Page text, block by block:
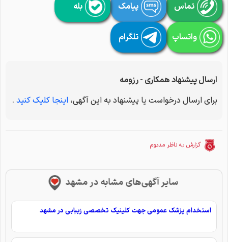
تماس پیامک بله
واتساپ تلگرام
ارسال پیشنهاد همکاری - رزومه
برای ارسال درخواست یا پیشنهاد به این آگهی، اینجا کلیک کنید .
گزارش به ناظر مدبوم
سایر آگهی‌های مشابه در مشهد
استخدام پزشک عمومی جهت کلینیک تخصصی زیبایی در مشهد